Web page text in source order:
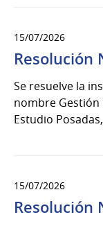
15/07/2026
Resolución
Se resuelve la
nombre
Estudio
15/07/2026
Resolución